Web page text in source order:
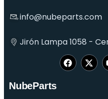
info@nubeparts.com
Jirón Lampa 1058 -
NubeParts